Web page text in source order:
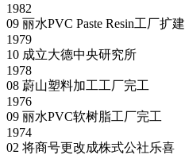
1982
09 丽水PVC Paste Resin工厂扩建
1979
10 成立大德中央研究所
1978
08 蔚山塑料加工工厂完工
1976
09 丽水PVC软树脂工厂完工
1974
02 将商号更改成株式公社乐喜